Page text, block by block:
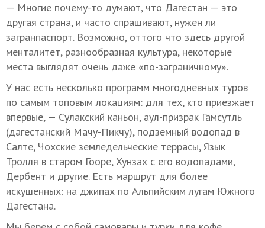
— Многие почему-то думают, что Дагестан — это
другая страна, и часто спрашивают, нужен ли
загранпаспорт. Возможно, оттого что здесь другой
менталитет, разнообразная культура, некоторые
места выглядят очень даже «по-заграничному».
У нас есть несколько программ многодневных туров
по самым топовым локациям: для тех, кто приезжает
впервые, — Сулакский каньон, аул-призрак Гамсутль
(дагестанский Мачу-Пикчу), подземный водопад в
Салте, Чохские земледельческие террасы, Язык
Тролля в старом Гооре, Хунзах с его водопадами,
Дербент и другие. Есть маршрут для более
искушенных: на джипах по Альпийским лугам Южного
Дагестана.